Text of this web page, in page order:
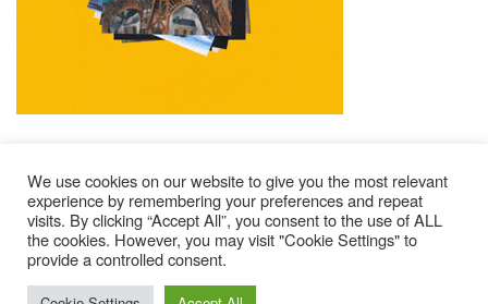
Mentions Légales Contacts
Où Trouver Poly ?
Lire Les Anciens N°
S’abonner À Poly
© 2025 – Magazine Poly – BKN
We use cookies on our website to give you the most relevant
experience by remembering your preferences and repeat
visits. By clicking “Accept All”, you consent to the use of ALL
the cookies. However, you may visit "Cookie Settings" to
provide a controlled consent.